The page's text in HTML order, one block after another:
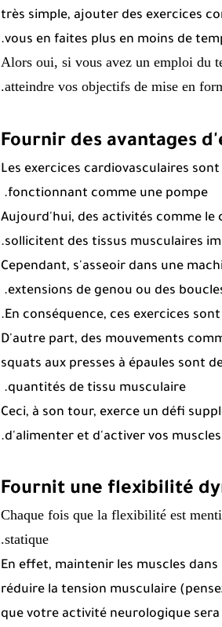
très simple, ajouter des exercices
vous en faites plus en moins de
Alors oui, si vous avez un emploi du
atteindre vos objectifs de mise en
Fournir des avantages
Les exercices cardiovasculaires
fonctionnant comme une pompe.
Aujourd'hui, des activités comme le
sollicitent des tissus musculaires
Cependant, s'asseoir dans une
extensions de genou ou des
En conséquence, ces exercices
.
D'autre part, des mouvements
squats aux presses à épaules sont
quantités de tissu musculaire.
Ceci, à son tour, exerce un défi
d'alimenter et d'activer vos muscles
.
Fournit une flexibilité
Chaque fois que la flexibilité est
statique.
En effet, maintenir les muscles
réduire la tension musculaire
que votre activité neurologique